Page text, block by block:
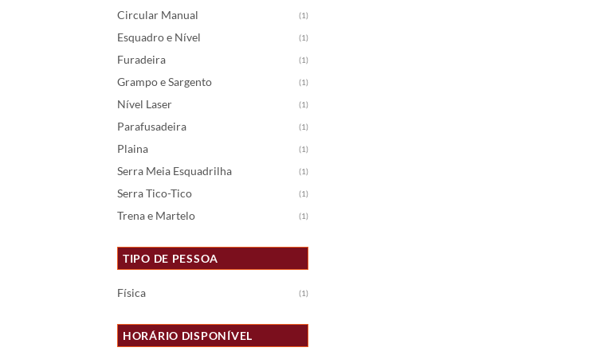
Circular Manual (1)
Esquadro e Nível (1)
Furadeira (1)
Grampo e Sargento (1)
Nível Laser (1)
Parafusadeira (1)
Plaina (1)
Serra Meia Esquadrilha (1)
Serra Tico-Tico (1)
Trena e Martelo (1)
TIPO DE PESSOA
Física (1)
HORÁRIO DISPONÍVEL